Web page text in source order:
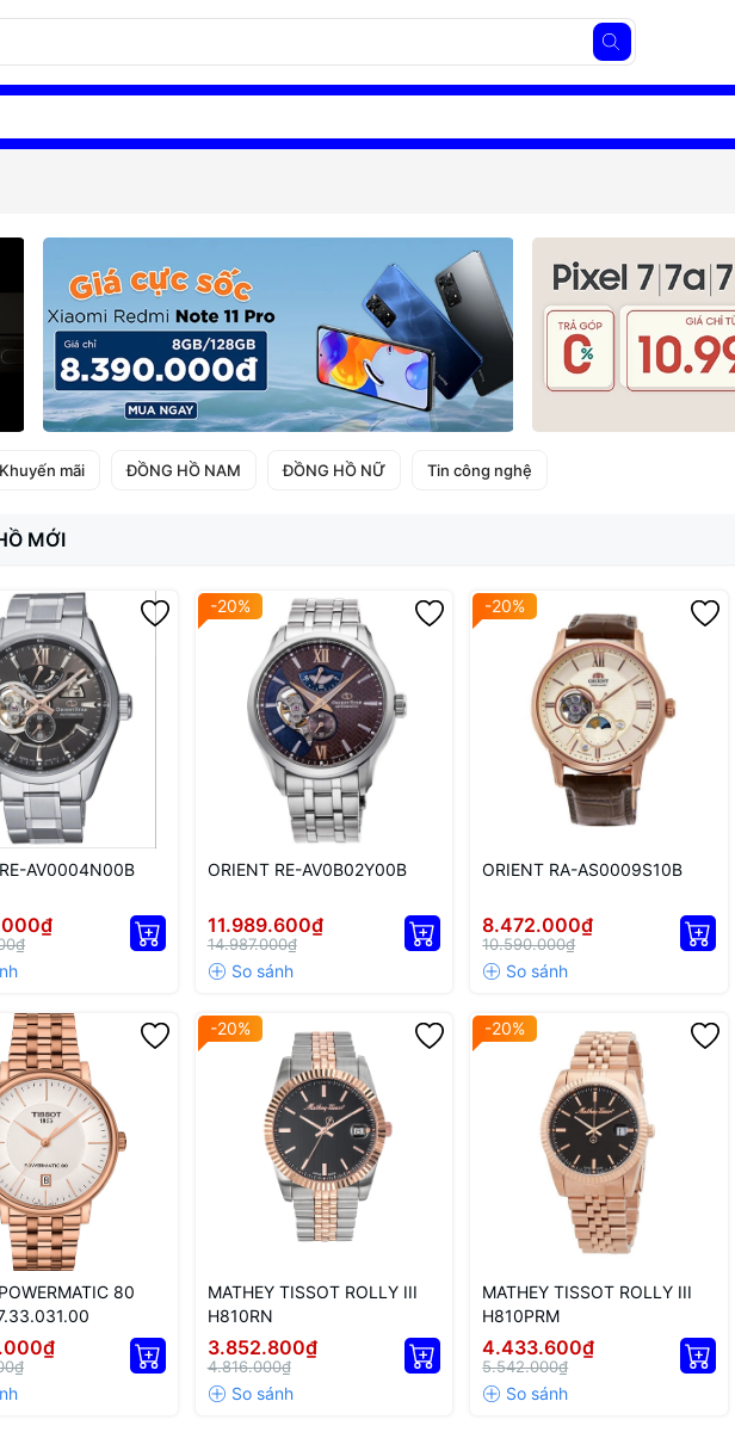
Khuyến mãi ĐỒNG HỒ NAM ĐỒNG HỒ NỮ Tin công nghệ
MỚI
AV0004N00B
-20%
ORIENT RE-AV0B02Y00B
11.989.600₫
14.987.000₫
-20%
ORIENT RA-AS0009S10B
8.472.000₫
10.590.000₫
80
-20%
MATHEY TISSOT ROLLY III
H810RN
3.852.800₫
4.816.000₫
-20%
MATHEY TISSOT ROLLY III
H810PRM
4.433.600₫
5.542.000₫